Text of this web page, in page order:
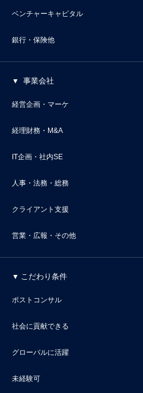
ベンチャーキャピタル
銀行・保険他
事業会社
経営企画・マーケ
経理財務・M&A
IT企画・社内SE
人事・法務・総務
クライアント支援
営業・広報・その他
こだわり条件
ポストコンサル
社会に貢献できる
グローバルに活躍
未経験可